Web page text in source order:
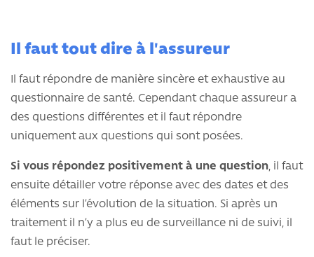
Il faut tout dire à l'assureur
Il faut répondre de manière sincère et exhaustive au
questionnaire de santé. Cependant chaque assureur a
des questions différentes et il faut répondre
uniquement aux questions qui sont posées.
Si vous répondez positivement à une question, il faut
ensuite détailler votre réponse avec des dates et des
éléments sur l’évolution de la situation. Si après un
traitement il n’y a plus eu de surveillance ni de suivi, il
faut le préciser.